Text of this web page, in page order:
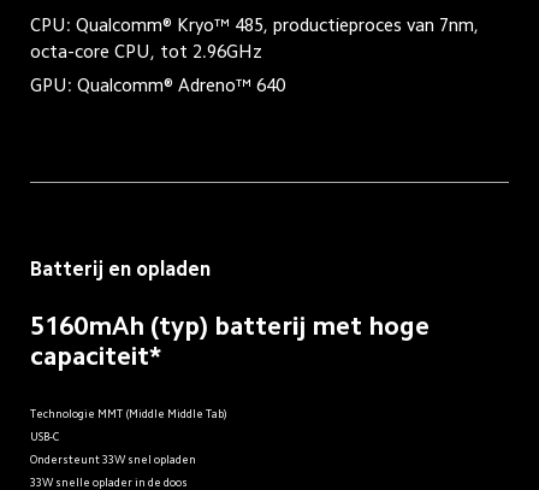
CPU: Qualcomm® Kryo™ 485, productieproces van 7nm,
octa-core CPU, tot 2.96GHz
GPU: Qualcomm® Adreno™ 640
Batterij en opladen
5160mAh (typ) batterij met hoge
capaciteit*
USB-C
Ondersteunt 33W snel opladen
33W snelle oplader in de doos